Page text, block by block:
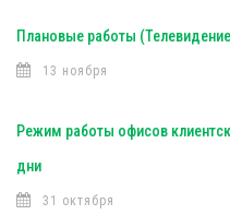
Плановые работы
13 ноября
Режим работы офисов
дни
31 октября